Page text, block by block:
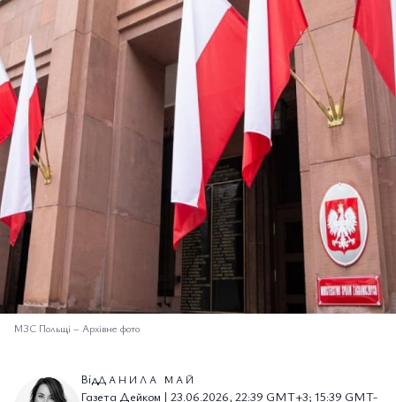
МЗС Польщі – Архівне фото
ВідДАНИЛА МАЙ
Газета Дейком | 23.06.2026, 22:39 GMT+3; 15:39 GMT-